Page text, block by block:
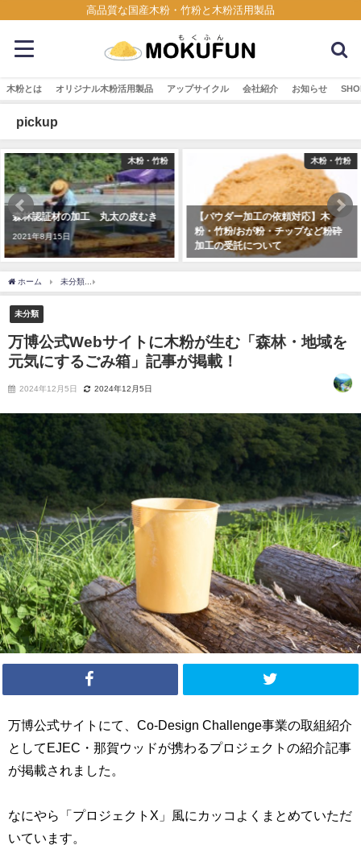
高品質な国産木粉・竹粉と木粉活用製品
木粉とは オリジナル木粉活用製品 アップサイクル 会社紹介 お知らせ
pickup
粉・竹粉
むき
【パウダー加工の依頼対応】木
粉・竹粉/おが粉・チップなど粉砕
加工の受託について
木
200918 フォーカス徳島に
易トイレをご紹介頂きま
2020年9月22日
ホーム 未分類
未分類
万博公式Webサイトに木粉が生む「森林・地域を
元気にするごみ箱」記事が掲載！
2024年12月5日 2024年12月5日
万博公式サイトにて、 Co-Design Challenge事業の取組紹介
としてEJEC・那賀ウッドが携わるプロジェクトの紹介記事
が掲載されました。
なにやら「プロジェクトX」風にカッコよくまとめていただ
いています。